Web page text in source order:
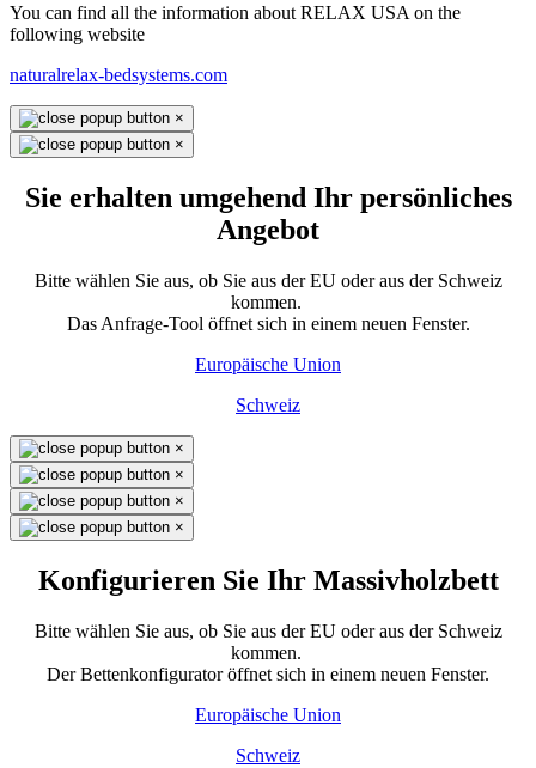
You can find all the information about RELAX USA on the
following website
naturalrelax-bedsystems.com
×
×
Sie erhalten umgehend Ihr persönliches
Angebot
Bitte wählen Sie aus, ob Sie aus der EU oder aus der Schweiz
kommen.
Das Anfrage-Tool öffnet sich in einem neuen Fenster.
Europäische Union
Schweiz
×
×
×
×
Konfigurieren Sie Ihr Massivholzbett
Bitte wählen Sie aus, ob Sie aus der EU oder aus der Schweiz
kommen.
Der Bettenkonfigurator öffnet sich in einem neuen Fenster.
Europäische Union
Schweiz